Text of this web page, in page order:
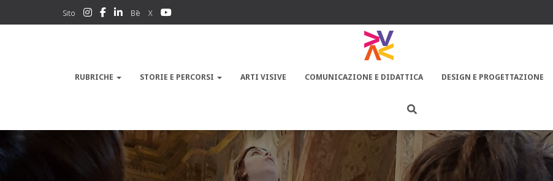
Sito Bē X
RUBRICHE STORIE E PERCORSI ARTI VISIVE COMUNICAZIONE E DIDATTICA DESIGN E PROGETTAZIONE